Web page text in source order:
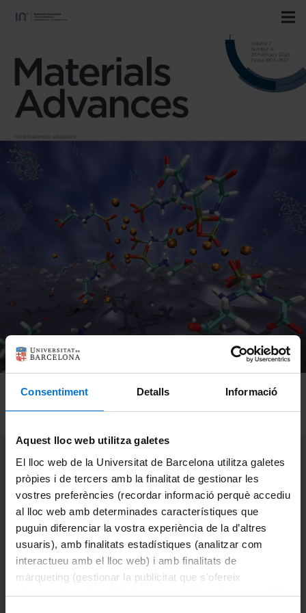
Consentiment Detalls Informació
Aquest lloc web utilitza galetes
El lloc web de la Universitat de Barcelona utilitza galetes
pròpies i de tercers amb la finalitat de gestionar les
vostres preferències (recordar informació perquè accediu
al lloc web amb determinades característiques que
puguin diferenciar la vostra experiència de la d’altres
usuaris), amb finalitats estadístiques (analitzar com
interactueu amb el lloc web) i amb finalitats de
màrqueting (gestionar la publicitat que s’ofereix
adequant-la en funció dels vostres hàbits de navegació).
Adsorption of wastewater
pollutants on amorphous
TiO2: an atomistic
simulation study